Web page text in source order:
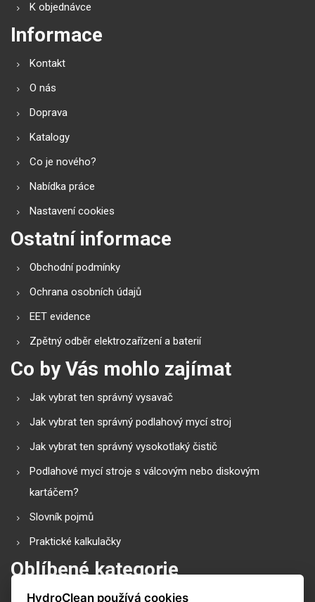
K objednávce
Informace
Kontakt
O nás
Doprava
Katalogy
Co je nového?
Nabídka práce
Nastavení cookies
Ostatní informace
Obchodní podmínky
Ochrana osobních údajů
EET evidence
Zpětný odběr elektrozařízení a baterií
Co by Vás mohlo zajímat
Jak vybrat ten správný vysavač
Jak vybrat ten správný podlahový mycí stroj
Jak vybrat ten správný vysokotlaký čistič
Podlahové mycí stroje s válcovým nebo diskovým
kartáčem?
Slovník pojmů
Praktické kalkulačky
Oblíbené kategorie
Průmyslové vysavače
HydroClean používá cookies